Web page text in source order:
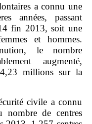
a connu une
années, passant
fin 2013, soit une
et hommes.
le nombre
augmenté,
millions sur la
civile a connu
nombre de centres